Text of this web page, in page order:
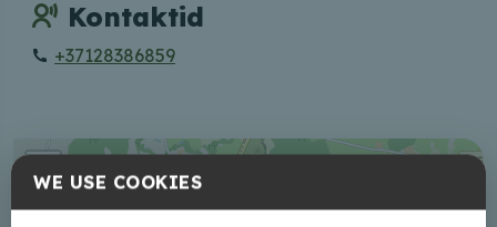
Kontaktid
+37128386859
+
WE USE COOKIES